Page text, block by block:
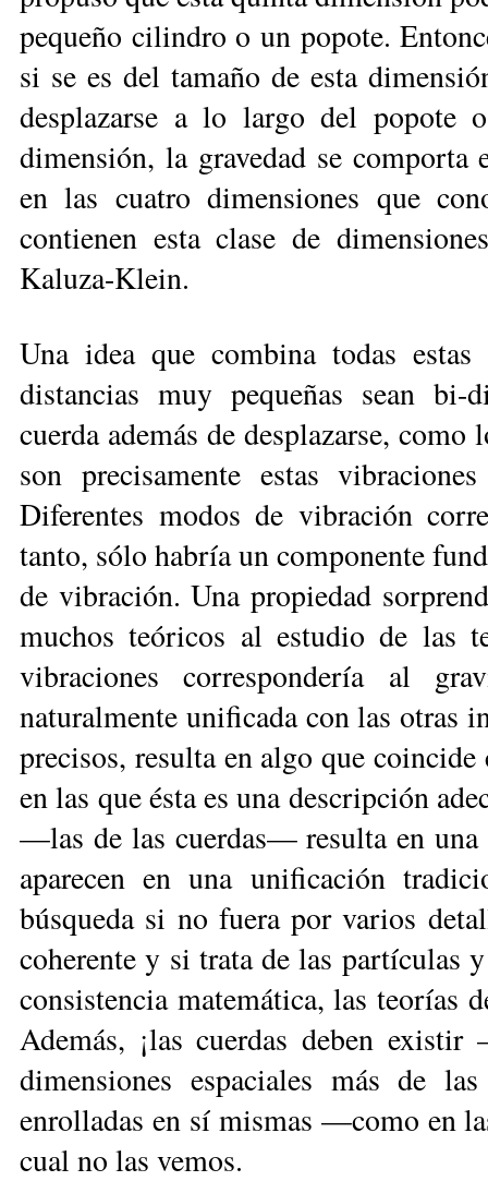
pequeño cilindro o un popote.
si se es del tamaño de esta
desplazarse a lo largo del popote
dimensión, la gravedad se comporta
en las cuatro dimensiones que
contienen esta clase de
Kaluza-Klein.
Una idea que combina todas
distancias muy pequeñas sean bi-
cuerda además de desplazarse,
son precisamente estas
Diferentes modos de vibración
tanto, sólo habría un componente
de vibración. Una propiedad
muchos teóricos al estudio de las
vibraciones correspondería al
naturalmente unificada con las otras
precisos, resulta en algo que
en las que ésta es una descripción
—las de las cuerdas— resulta en
aparecen en una unificación
búsqueda si no fuera por varios
coherente y si trata de las partículas
consistencia matemática, las teorías
Además, ¡las cuerdas deben
dimensiones espaciales más de
enrolladas en sí mismas —como en
cual no las vemos.